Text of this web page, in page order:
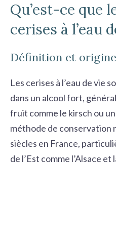
Qu’est-ce que
cerises à l’eau
Définition et origine
Les cerises à l’eau de vie
dans un alcool fort,
fruit comme le kirsch ou
méthode de conservation
siècles en France,
de l’Est comme l’Alsace et